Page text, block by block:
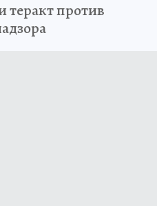
против